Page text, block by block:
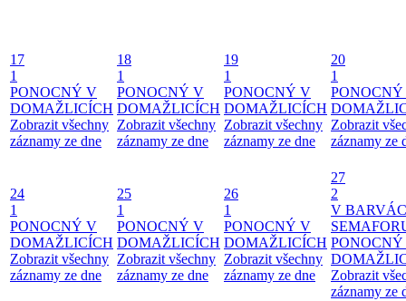
17
1
PONOCNÝ V
DOMAŽLICÍCH
Zobrazit všechny
záznamy ze dne
18
1
PONOCNÝ V
DOMAŽLICÍCH
Zobrazit všechny
záznamy ze dne
19
1
PONOCNÝ V
DOMAŽLICÍCH
Zobrazit všechny
záznamy ze dne
20
1
Zobrazit
záznamy ze
24
1
PONOCNÝ V
DOMAŽLICÍCH
Zobrazit všechny
záznamy ze dne
25
1
PONOCNÝ V
DOMAŽLICÍCH
Zobrazit všechny
záznamy ze dne
26
1
PONOCNÝ V
DOMAŽLICÍCH
Zobrazit všechny
záznamy ze dne
27
2
V
Zobrazit
záznamy ze